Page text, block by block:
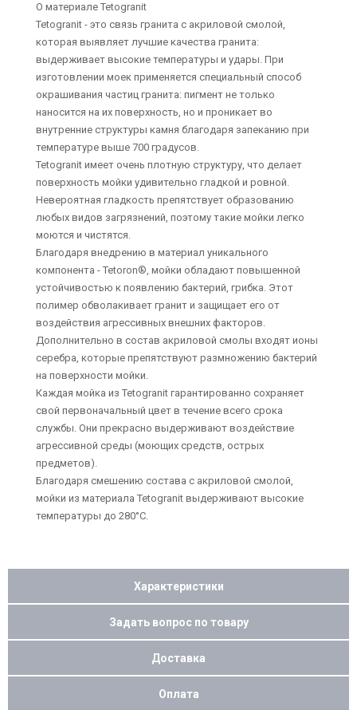
О материале Tetogranit
Tetogranit - это связь гранита с акриловой смолой,
которая выявляет лучшие качества гранита:
выдерживает высокие температуры и удары. При
изготовлении моек применяется специальный способ
окрашивания частиц гранита: пигмент не только
наносится на их поверхность, но и проникает во
внутренние структуры камня благодаря запеканию при
температуре выше 700 градусов.
Tetogranit имеет очень плотную структуру, что делает
поверхность мойки удивительно гладкой и ровной.
Невероятная гладкость препятствует образованию
любых видов загрязнений, поэтому такие мойки легко
моются и чистятся.
Благодаря внедрению в материал уникального
компонента - Tetoron®, мойки обладают повышенной
устойчивостью к появлению бактерий, грибка. Этот
полимер обволакивает гранит и защищает его от
воздействия агрессивных внешних факторов.
Дополнительно в состав акриловой смолы входят ионы
серебра, которые препятствуют размножению бактерий
на поверхности мойки.
Каждая мойка из Tetogranit гарантированно сохраняет
свой первоначальный цвет в течение всего срока
службы. Они прекрасно выдерживают воздействие
агрессивной среды (моющих средств, острых
предметов).
Благодаря смешению состава с акриловой смолой,
мойки из материала Tetogranit выдерживают высокие
температуры до 280°С.
Характеристики
Задать вопрос по товару
Доставка
Оплата